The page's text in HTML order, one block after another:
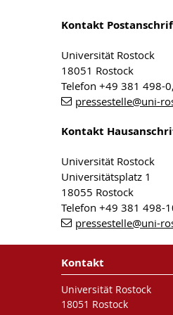
Kontakt
Universität Rostock
18051 Rostock
Telefon +49 381 498-
pressestelle@uni-
Kontakt
Universität Rostock
Universitätsplatz 1
18055 Rostock
Telefon +49 381 498-
pressestelle@uni-
Kontakt
Universität Rostock
18051 Rostock